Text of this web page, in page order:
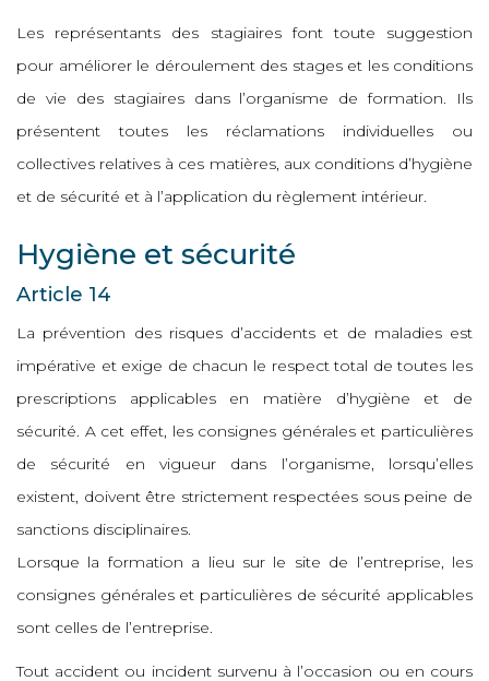
Les représentants des stagiaires font toute suggestion
pour améliorer le déroulement des stages et les conditions
de vie des stagiaires dans l’organisme de formation. Ils
présentent toutes les réclamations individuelles ou
collectives relatives à ces matières, aux conditions d’hygiène
et de sécurité et à l’application du règlement intérieur.
Hygiène et sécurité
Article 14
La prévention des risques d’accidents et de maladies est
impérative et exige de chacun le respect total de toutes les
prescriptions applicables en matière d’hygiène et de
sécurité. A cet effet, les consignes générales et particulières
de sécurité en vigueur dans l’organisme, lorsqu’elles
existent, doivent être strictement respectées sous peine de
sanctions disciplinaires.
Lorsque la formation a lieu sur le site de l’entreprise, les
consignes générales et particulières de sécurité applicables
sont celles de l’entreprise.
Tout accident ou incident survenu à l’occasion ou en cours